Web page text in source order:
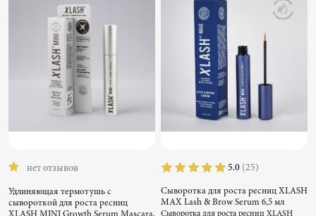
нет отзывов
Удлиняющая термотушь с
сывороткой для роста ресниц
5.0 (25)
Сыворотка для роста ресниц XLASH
MAX Lash & Brow Serum 6,5 мл
Сыворотка для роста ресниц XLASH